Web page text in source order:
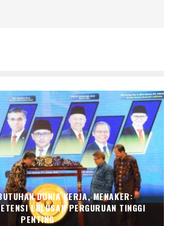
DUNIA KERJA, MENAKER:
LULUSAN PERGURUAN TINGGI
PENTING